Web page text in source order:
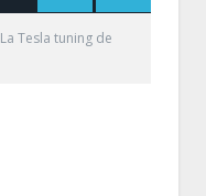
La Tesla tuning de